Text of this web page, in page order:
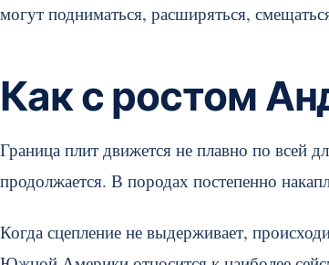
могут подниматься, расширяться,
Как с ростом
Граница плит движется не плавно по всей
продолжается. В породах постепенно
Когда сцепление не выдерживает,